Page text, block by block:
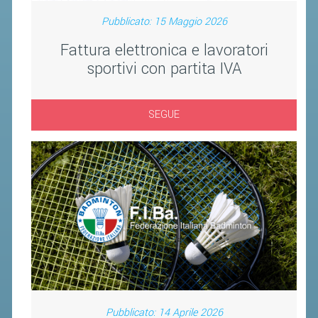
Pubblicato: 15 Maggio 2026
Fattura elettronica e lavoratori
sportivi con partita IVA
SEGUE
Pubblicato: 14 Aprile 2026
ATLETI D'INTERESSE NAZIONALE
SCHEDE ATLETI
PROGETTO SHUTTLE TIME
TROFEO CONI
ENTI DI PROMOZIONE SPORTIVA
PROGETTI CONI
PROGETTI SPORT E SALUTE
FORMAZIONE